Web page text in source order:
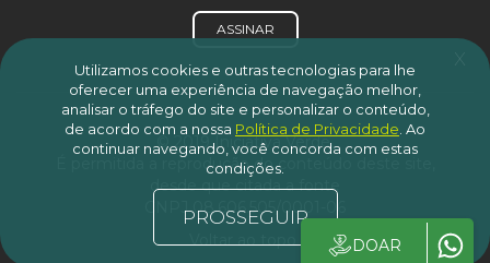
ASSINAR
© 2019 Iniciativa Verde.
É permitida a reprodução do conteúdo deste site,
desde que citada a fonte
CNPJ 08.606.505/0001-06
Voltar ao topo
x
Utilizamos cookies e outras tecnologias para lhe
oferecer uma experiência de navegação melhor,
analisar o tráfego do site e personalizar o conteúdo,
de acordo com a nossa Política de Privacidade Ao
continuar navegando, você concorda com estas
condições.
PROSSEGUIR
DOAR